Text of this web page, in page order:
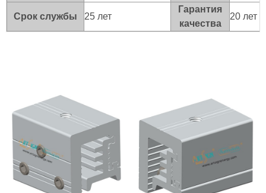
Срок службы 25 лет
Гарантия
качества
20 лет